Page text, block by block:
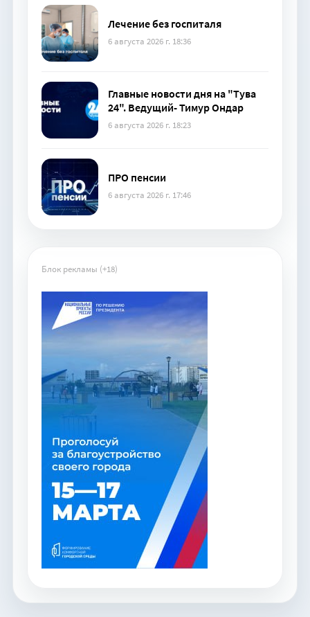
Лечение без госпиталя
6 августа 2026 г. 18:36
Главные новости дня на "Тува
24". Ведущий- Тимур Ондар
6 августа 2026 г. 18:23
ПРО пенсии
6 августа 2026 г. 17:46
Блок рекламы (+18)